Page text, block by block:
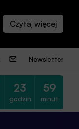
Newsletter
23
godzin
59
minut